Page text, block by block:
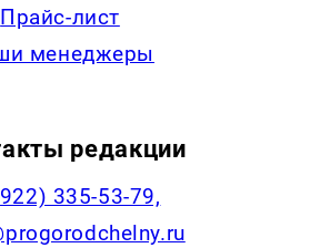
Прайс-лист
менеджеры
редакции
335-53-79,